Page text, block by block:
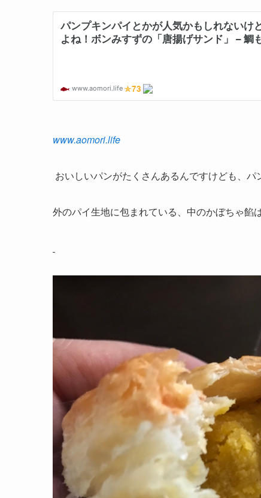
www.aomori.life
おいしいパンがたくさんあるんですけども、パ
外のパイ生地に包まれている、中のかぼちゃ餡